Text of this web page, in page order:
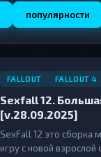
популярности
FALLOUT FALLOUT 4
Sexfall 12.
[v.28.09.2025]
SexFall 12 это сборка
игру с новой